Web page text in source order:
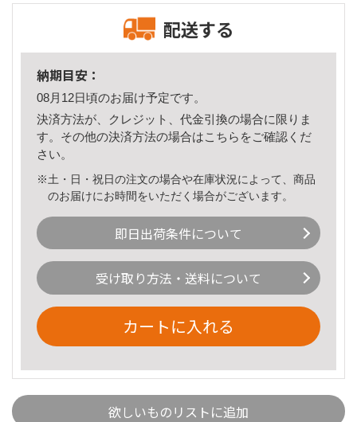
配送する
納期目安：
08月12日頃のお届け予定です。
決済方法が、クレジット、代金引換の場合に限りま
す。その他の決済方法の場合はこちら をご確認くだ
さい。
※土・日・祝日の注文の場合や在庫状況によって、商品
のお届けにお時間をいただく場合がございます。
即日出荷条件について
受け取り方法・送料について
カートに入れる
欲しいものリストに追加